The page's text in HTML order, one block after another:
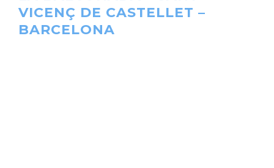
VICENÇ DE CASTELLET –
BARCELONA